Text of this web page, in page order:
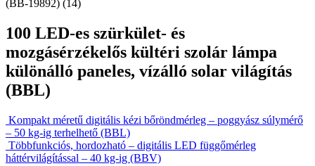
100 LED-es szürkület- és
mozgásérzékelős kültéri szolár lámpa
különálló paneles, vízálló solar világítás
(BBL)
Kompakt méretű digitális kézi bőröndmérleg – poggyász súlymérő
– 50 kg-ig terhelhető (BBL)
Többfunkciós, hordozható – digitális LED függőmérleg
háttérvilágítással – 40 kg-ig (BBV)